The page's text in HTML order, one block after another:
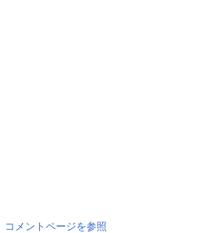
コメントページを参照